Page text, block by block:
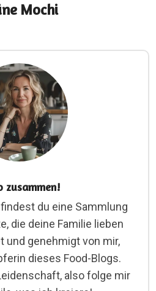
Mochi
zusammen!
du eine Sammlung
die deine Familie lieben
und genehmigt von mir,
dieses Food-Blogs.
also folge mir